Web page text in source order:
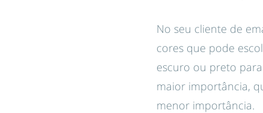
No seu cliente de
cores que pode
escuro ou preto
maior importância,
menor importância.